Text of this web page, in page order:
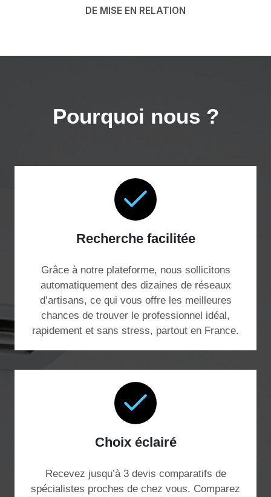
DE MISE EN RELATION
Pourquoi nous ?
Recherche facilitée
Grâce à notre plateforme, nous sollicitons
automatiquement des dizaines de réseaux
d’artisans, ce qui vous offre les meilleures
chances de trouver le professionnel idéal,
rapidement et sans stress, partout en France.
Choix éclairé
Recevez jusqu’à 3 devis comparatifs de
spécialistes proches de chez vous. Comparez